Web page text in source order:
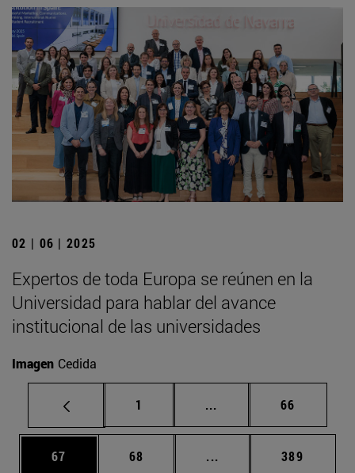
02 | 06 | 2025
Expertos de toda Europa se reúnen en la
Universidad para hablar del avance
institucional de las universidades
Imagen Cedida
Página
1 ... Páginas intermedias
Página
66
Página
67 Página
68 ... Páginas intermedias
Página
389